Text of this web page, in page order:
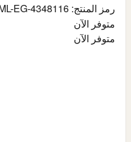
رمز المنتج: RSPP250ML-EG-4348116
متوفر الآن
متوفر الآن